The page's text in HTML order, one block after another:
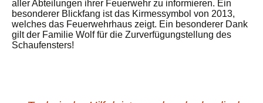
aller Abteilungen ihrer Feuerwehr zu informieren. Ein
besonderer Blickfang ist das Kirmessymbol von 2013,
welches das Feuerwehrhaus zeigt. Ein besonderer Dank
gilt der Familie Wolf für die Zurverfügungstellung des
Schaufensters!